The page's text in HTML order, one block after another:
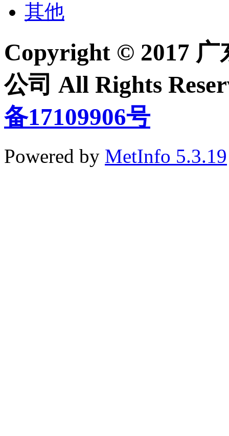
其他
Copyright © 2017
公司 All Rights
备17109906号
Powered by MetInfo 5.3.19